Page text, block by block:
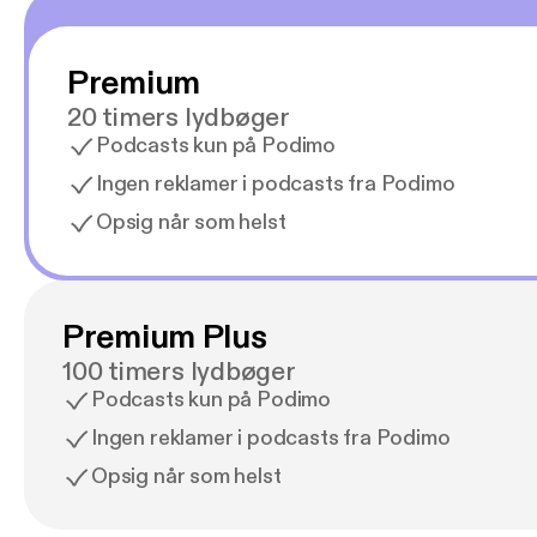
Premium
20 timers lydbøger
Podcasts kun på Podimo
Ingen reklamer i podcasts fra Podimo
Opsig når som helst
Premium Plus
100 timers lydbøger
Podcasts kun på Podimo
Ingen reklamer i podcasts fra Podimo
Opsig når som helst